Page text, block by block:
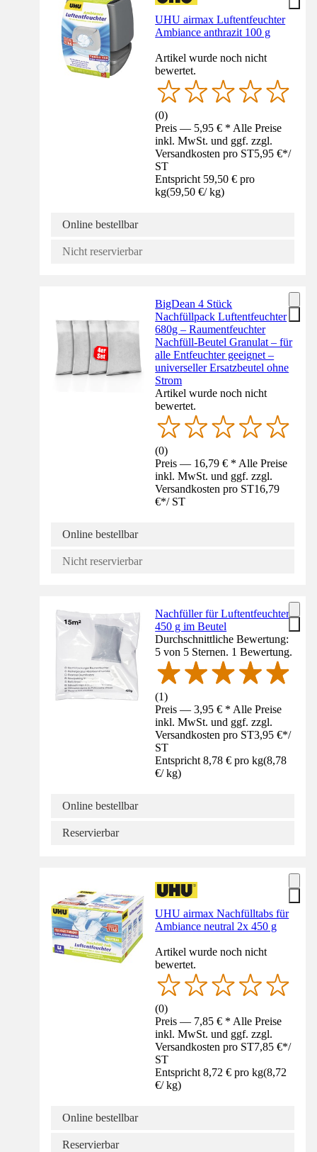
UHU airmax Luftentfeuchter
Ambiance anthrazit 100 g
Artikel wurde noch nicht
bewertet.
(0)
Preis — 5,95 € * Alle Preise
inkl. MwSt. und ggf. zzgl.
Versandkosten pro ST5,95 €*/
ST
Entspricht 59,50 € pro
kg(59,50 €/ kg)
Online bestellbar
Nicht reservierbar
BigDean 4 Stück
Nachfüllpack Luftentfeuchter
680g – Raumentfeuchter
Nachfüll-Beutel Granulat – für
alle Entfeuchter geeignet –
universeller Ersatzbeutel ohne
Strom
Artikel wurde noch nicht
bewertet.
(0)
Preis — 16,79 € * Alle Preise
inkl. MwSt. und ggf. zzgl.
Versandkosten pro ST16,79
€*/ ST
Online bestellbar
Nicht reservierbar
Nachfüller für Luftentfeuchter
450 g im Beutel
Durchschnittliche Bewertung:
5 von 5 Sternen. 1 Bewertung.
(1)
Preis — 3,95 € * Alle Preise
inkl. MwSt. und ggf. zzgl.
Versandkosten pro ST3,95 €*/
ST
Entspricht 8,78 € pro kg(8,78
€/ kg)
Online bestellbar
Reservierbar
UHU airmax Nachfülltabs für
Ambiance neutral 2x 450 g
Artikel wurde noch nicht
bewertet.
(0)
Preis — 7,85 € * Alle Preise
inkl. MwSt. und ggf. zzgl.
Versandkosten pro ST7,85 €*/
ST
Entspricht 8,72 € pro kg(8,72
€/ kg)
Online bestellbar
Reservierbar